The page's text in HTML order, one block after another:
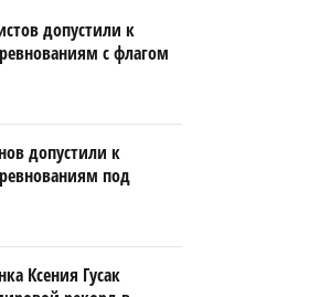
допустили к
с флагом
допустили к
под
Ксения Гусак